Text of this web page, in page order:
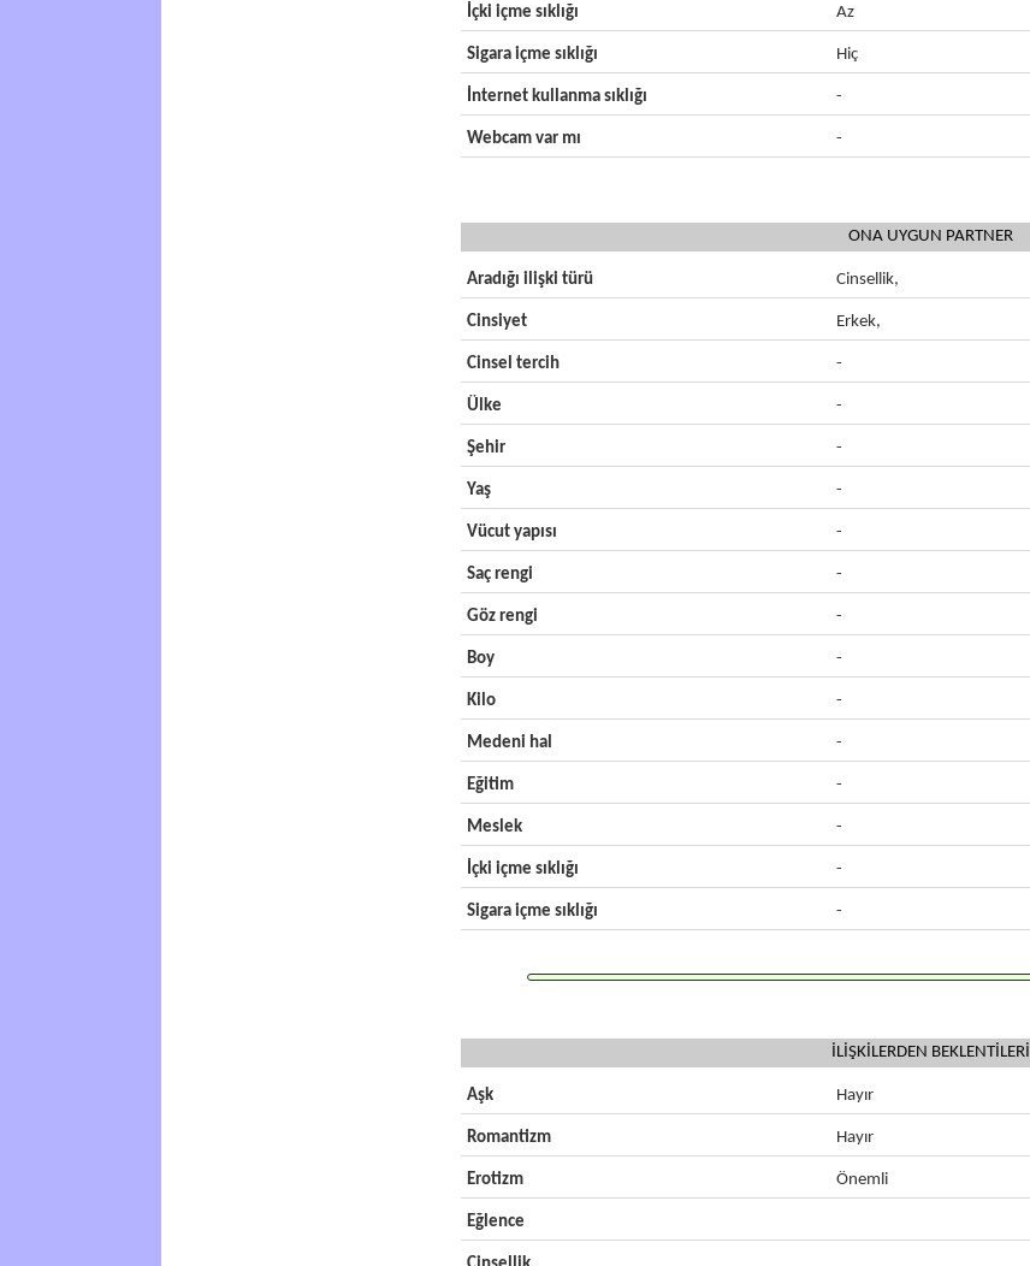
İçki içme sıklığı Az
Sigara içme sıklığı Hiç
İnternet kullanma sıklığı -
Webcam var mı -
ONA UYGUN PARTNER
Aradığı ilişki türü Cinsellik,
Cinsiyet Erkek,
Cinsel tercih -
Ülke -
Şehir -
Yaş -
Vücut yapısı -
Saç rengi -
Göz rengi -
Boy -
Kilo -
Medeni hal -
Eğitim -
Meslek -
İçki içme sıklığı -
Sigara içme sıklığı -
İLİŞKİLERDEN BEKLENTİLERİ
Aşk Hayır
Romantizm Hayır
Erotizm Önemli
Eğlence